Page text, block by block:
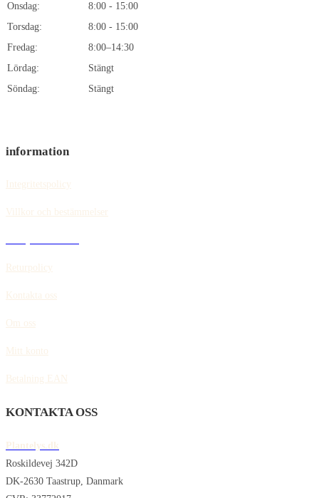
Onsdag:
8:00 - 15:00
Torsdag:
8:00 - 15:00
Fredag:
8:00–14:30
Lördag:
Stängt
Söndag:
Stängt
information
Integritetspolicy
Villkor och bestämmelser
Returpolicy
Kontakta oss
Om oss
Mitt konto
Betalning EAN
KONTAKTA OSS
Plantelys.dk
Roskildevej 342D
DK-2630 Taastrup, Danmark